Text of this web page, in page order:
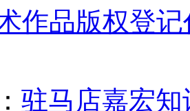
作品版权登
驻马店嘉宏